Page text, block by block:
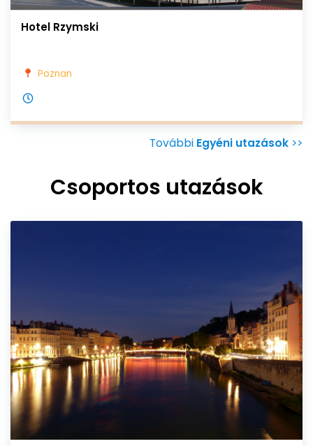
Hotel Rzymski
Poznan
További Egyéni utazások >>
Csoportos utazások